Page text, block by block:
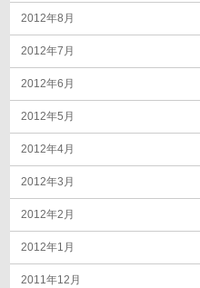
2012年8月
2012年7月
2012年6月
2012年5月
2012年4月
2012年3月
2012年2月
2012年1月
2011年12月